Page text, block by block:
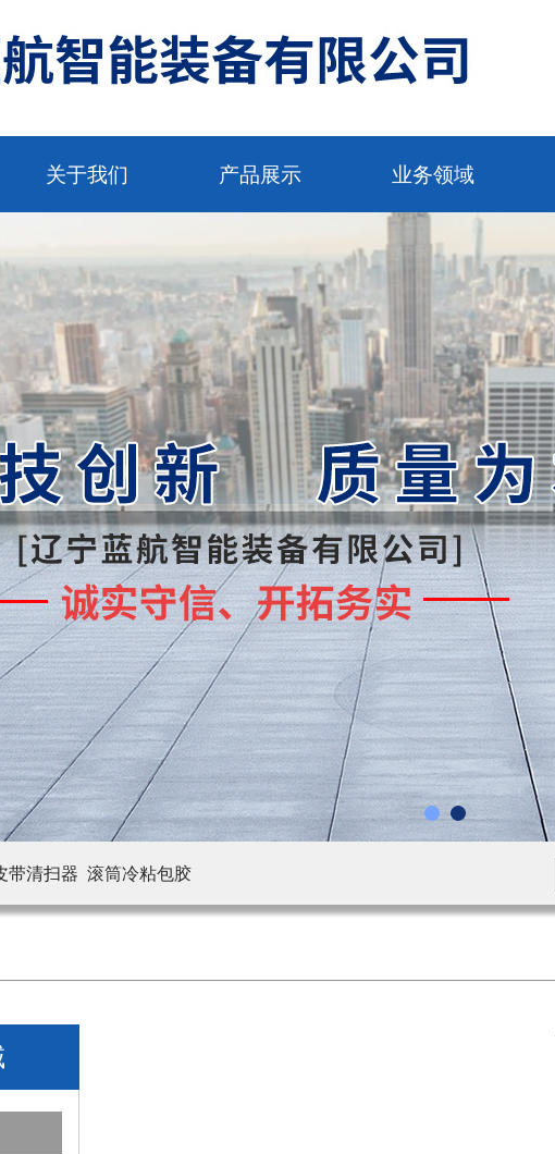
关于我们 产品展示 业务领域
带清扫器 滚筒冷粘包胶